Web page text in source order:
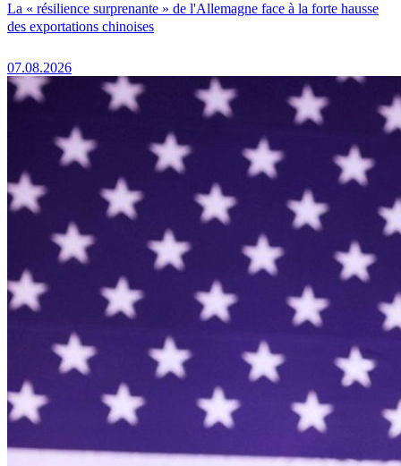
La « résilience surprenante » de l'Allemagne face à la forte hausse
des exportations chinoises
07.08.2026